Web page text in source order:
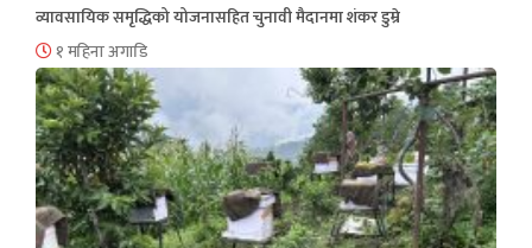
व्यावसायिक समृद्धिको योजनासहित चुनावी मैदानमा शंकर डुम्रे
१ महिना अगाडि